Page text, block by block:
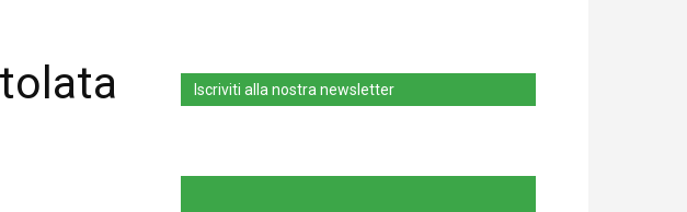
Iscriviti alla nostra newsletter